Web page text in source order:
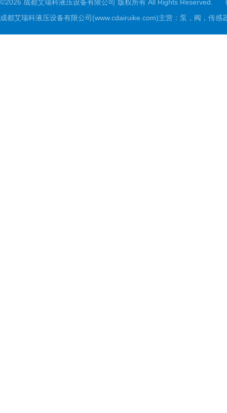
©2026 成都艾瑞科液压设备有限公司 版权所有 All Rights Reserved.
成都艾瑞科液压设备有限公司(www.cdairuike.com)主营：泵，阀，传